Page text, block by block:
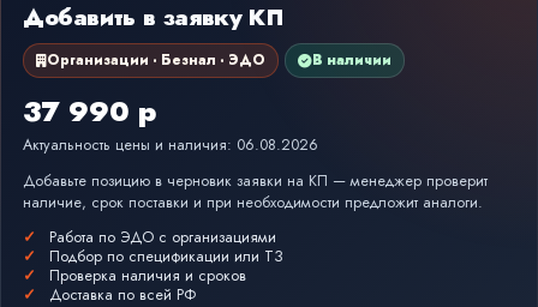
Добавить в заявку КП
Организации · Безнал · ЭДО В наличии
37 990 р
Актуальность цены и наличия: 06.08.2026
Добавьте позицию в черновик заявки на КП — менеджер проверит
наличие, срок поставки и при необходимости предложит аналоги.
Работа по ЭДО с организациями
Подбор по спецификации или ТЗ
Проверка наличия и сроков
Доставка по всей РФ